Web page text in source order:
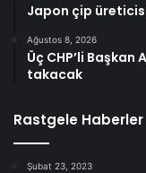
Japon çip üreticisi
Ağustos 8, 2026
Üç CHP’li Başkan
takacak
Rastgele Haberler
Şubat 23, 2023